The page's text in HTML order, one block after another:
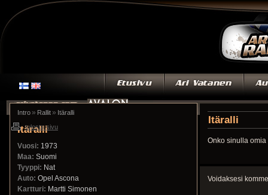
Intro » Rallit » Itäralli
Itäralli
Vuosi: 1973
Maa: Suomi
Tyyppi: Nat
Auto: Opel Ascona
Kartturi: Martti Simonen
Itäralli
Onko sinulla
Voidaksesi
tulosta sivu